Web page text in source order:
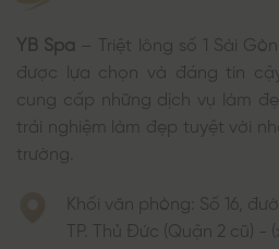
YB Spa – Triệt lông số 1 Sài
được lựa chọn và đáng tin
cung cấp những dịch vụ làm
trải nghiệm làm đẹp tuyệt vời
trường.
Khối văn phòng: Số 16,
TP. Thủ Đức (Quận 2 cũ) -